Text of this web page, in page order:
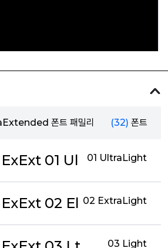
폰트 패밀리 (32) 폰트
01 Ul 01 UltraLight
02 El 02 ExtraLight
03 Light